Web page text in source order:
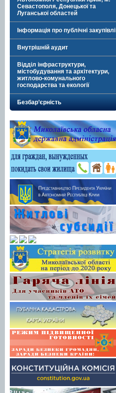
Севастополя, Донецької та
Луганської областей
Інформація про публічні закупівлі
Внутрішній аудит
Відділ інфраструктури,
містобудування та архітектури,
житлово-комунального
господарства та екології
Безбар’єрність